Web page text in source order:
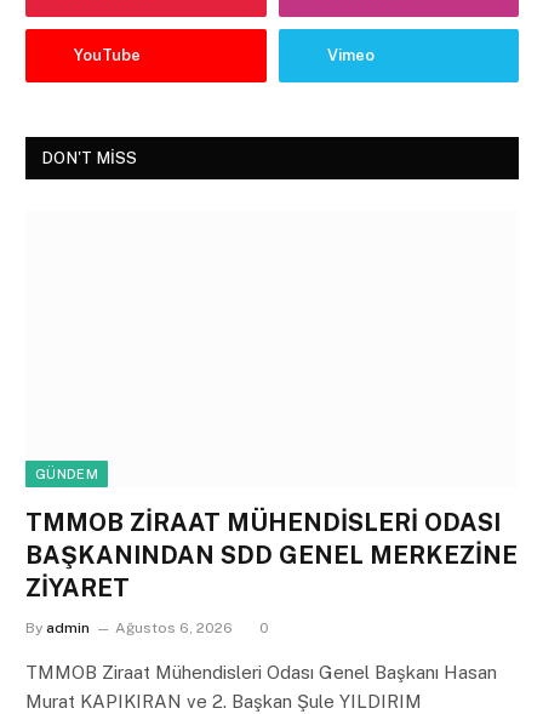
YouTube Vimeo
DON'T MISS
GÜNDEM
TMMOB ZİRAAT MÜHENDİSLERİ ODASI
BAŞKANINDAN SDD GENEL MERKEZİNE
ZİYARET
By admin Ağustos 6, 2026 0
TMMOB Ziraat Mühendisleri Odası Genel Başkanı Hasan
Murat KAPIKIRAN ve 2. Başkan Şule YILDIRIM